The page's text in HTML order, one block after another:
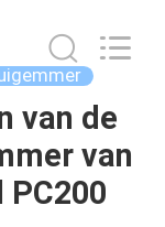
van de
van